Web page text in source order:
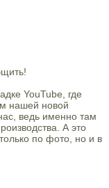
YouTube, где
нашей новой
ведь именно там
А это
по фото, но и в